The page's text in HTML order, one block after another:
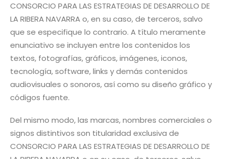
CONSORCIO PARA LAS ESTRATEGIAS DE DESARROLLO DE
LA RIBERA NAVARRA o, en su caso, de terceros, salvo
que se especifique lo contrario. A título meramente
enunciativo se incluyen entre los contenidos los
textos, fotografías, gráficos, imágenes, iconos,
tecnología, software, links y demás contenidos
audiovisuales o sonoros, así como su diseño gráfico y
códigos fuente.
Del mismo modo, las marcas, nombres comerciales o
signos distintivos son titularidad exclusiva de
CONSORCIO PARA LAS ESTRATEGIAS DE DESARROLLO DE